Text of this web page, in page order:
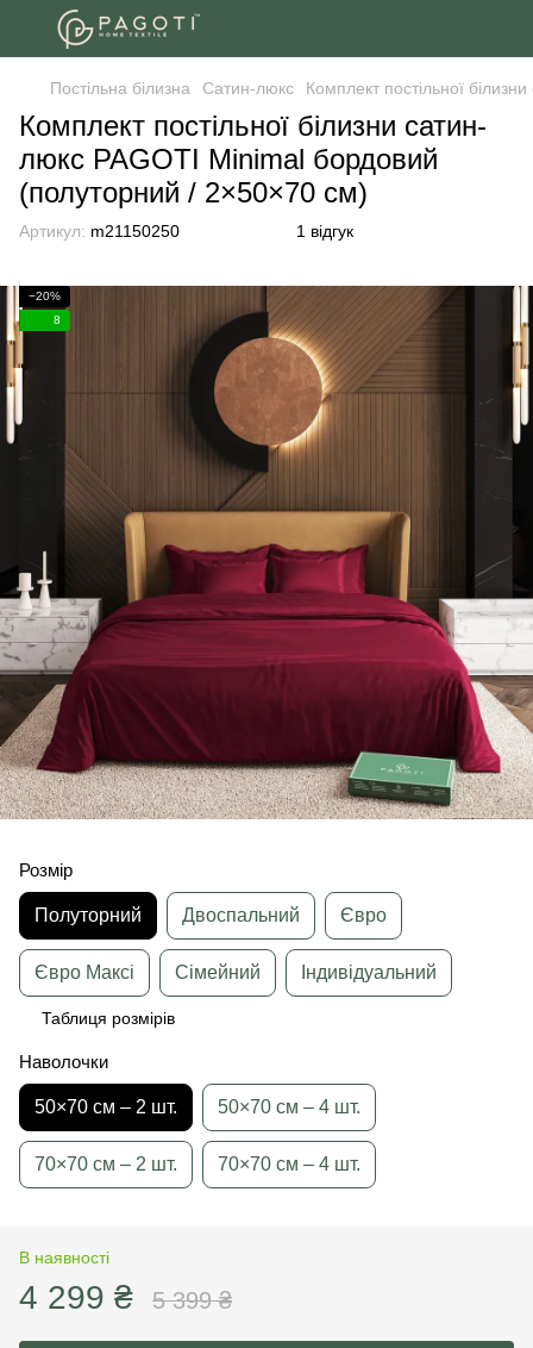
Постільна білизна Сатин-люкс Комплект постільної
Комплект постільної білизни сатин-
люкс PAGOTI Minimal бордовий
(полуторний / 2×50×70 см)
Артикул: m21150250 1 відгук
−20%
8
Розмір
Полуторний Двоспальний Євро
Євро Максі Сімейний Індивідуальний
Таблиця розмірів
Наволочки
50×70 см – 2 шт. 50×70 см – 4 шт.
70×70 см – 2 шт. 70×70 см – 4 шт.
В наявності
4 299 ₴ 5 399 ₴